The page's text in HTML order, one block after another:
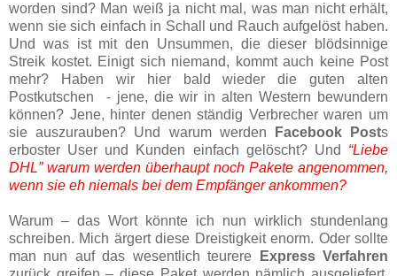
worden sind? Man weiß ja nicht mal, was man nicht erhält,
wenn sie sich einfach in Schall und Rauch aufgelöst haben.
Und was ist mit den Unsummen, die dieser blödsinnige
Streik kostet. Einigt sich niemand, kommt auch keine Post
mehr? Haben wir hier bald wieder die guten alten
Postkutschen - jene, die wir in alten Western bewundern
können? Jene, hinter denen ständig Verbrecher waren um
sie auszurauben? Und warum werden
Facebook Posts
erboster User und Kunden einfach gelöscht? Und “Liebe
DHL” warum werden überhaupt noch Pakete angenommen,
wenn sie eh niemals bei dem Empfänger ankommen?
Warum – das Wort könnte ich nun wirklich stundenlang
schreiben. Mich ärgert diese Dreistigkeit enorm. Oder sollte
man nun auf das wesentlich teurere
Express Verfahren